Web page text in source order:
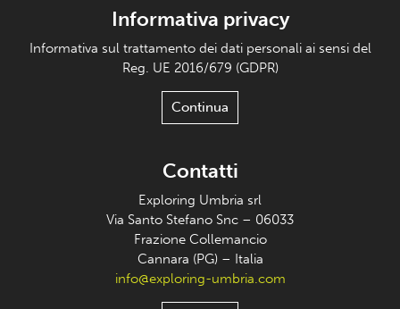
Informativa privacy
Informativa sul trattamento dei dati personali ai sensi del
Reg. UE 2016/679 (GDPR)
Continua
Contatti
Exploring Umbria srl
Via Santo Stefano Snc – 06033
Frazione Collemancio
Cannara (PG) – Italia
info@exploring-umbria.com